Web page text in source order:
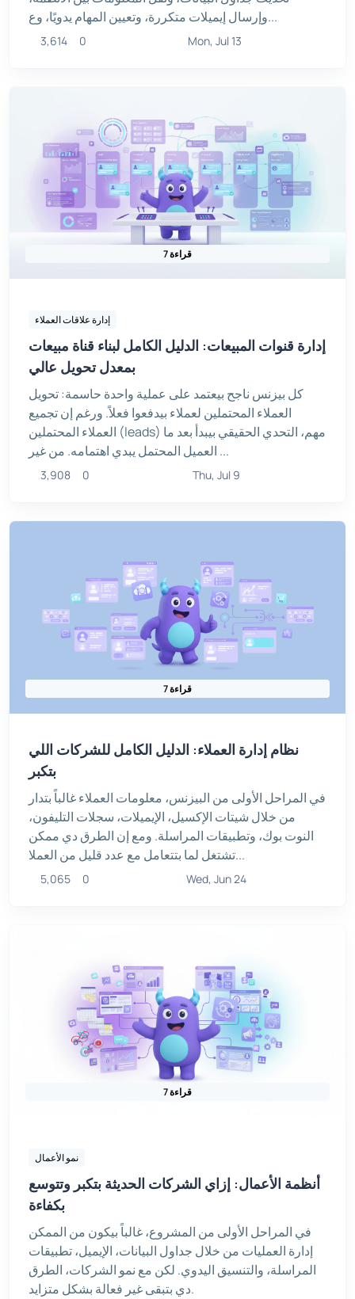
وإرسال إيميلات متكررة، وتعيين المهام يدويًا، وع...
3,614 0 Mon, Jul 13
7 قراءة
إدارة علاقات العملاء
إدارة قنوات المبيعات: الدليل الكامل لبناء قناة مبيعات
بمعدل تحويل عالي
كل بيزنس ناجح بيعتمد على عملية واحدة حاسمة: تحويل
العملاء المحتملين لعملاء بيدفعوا فعلاً. ورغم إن تجميع
العملاء المحتملين (leads) مهم، التحدي الحقيقي بيبدأ بعد ما
العميل المحتمل يبدي اهتمامه. من غير ...
3,908 0 Thu, Jul 9
7 قراءة
نظام إدارة العملاء: الدليل الكامل للشركات اللي
بتكبر
في المراحل الأولى من البيزنس، معلومات العملاء غالباً بتدار
من خلال شيتات الإكسيل، الإيميلات، سجلات التليفون،
النوت بوك، وتطبيقات المراسلة. ومع إن الطرق دي ممكن
تشتغل لما بتتعامل مع عدد قليل من العملا...
5,065 0 Wed, Jun 24
7 قراءة
نمو الأعمال
أنظمة الأعمال: إزاي الشركات الحديثة بتكبر وتتوسع
بكفاءة
في المراحل الأولى من المشروع، غالباً بيكون من الممكن
إدارة العمليات من خلال جداول البيانات، الإيميل، تطبيقات
المراسلة، والتنسيق اليدوي. لكن مع نمو الشركات، الطرق
دي بتبقى غير فعالة بشكل متزايد.